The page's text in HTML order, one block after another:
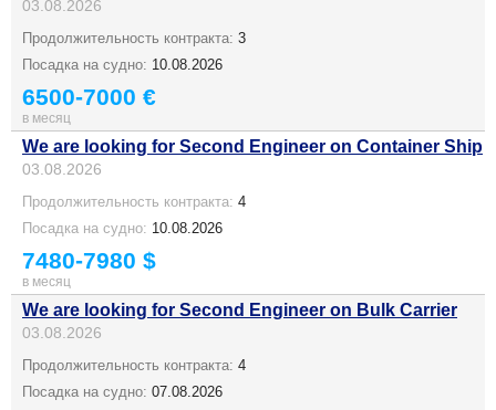
03.08.2026
Продолжительность контракта: 3
Посадка на судно: 10.08.2026
6500-7000 €
в месяц
We are looking for Second Engineer on Container Ship
03.08.2026
Продолжительность контракта: 4
Посадка на судно: 10.08.2026
7480-7980 $
в месяц
We are looking for Second Engineer on Bulk Carrier
03.08.2026
Продолжительность контракта: 4
Посадка на судно: 07.08.2026